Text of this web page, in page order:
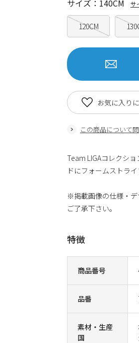
商品番号
品番
素材・生産
国
120CM
サイズ：140CM サ
この商品について
お気に入り
Team LIGAコレクシ
ドにフォームストラ
※掲載画像の仕様・デ
ご了承下さい。
特徴